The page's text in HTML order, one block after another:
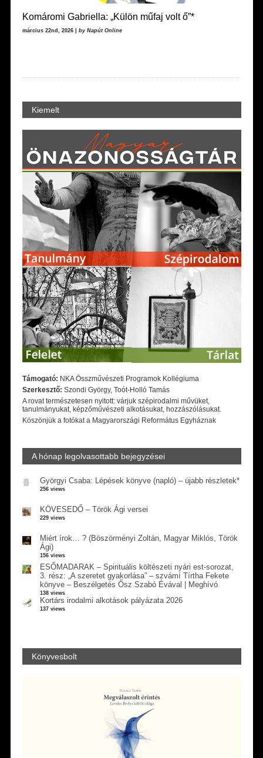
Komáromi Gabriella: „Külön műfaj volt ő”*
március 22nd, 2026 | by Napút Online
Kiemelt
Támogató: NKA Összművészeti Programok Kollégiuma
Szerkesztő: Szondi György, Toót-Holló Tamás
A rovat természetesen nyitott: várjuk szépirodalmi művüket,
tanulmányukat, képzőművészeti alkotásukat, hozzászólásukat.
Köszönjük a fotókat a Magyarországi Református Egyháznak
A hónap legolvasottabb bejegyzései
Györgyi Csaba: Lépések könyve (napló) – újabb részletek*
256 views
KÖVESEDŐ – Török Ági versei
229 views
Miért írok… ? (Böszörményi Zoltán, Magyar Miklós, Török
Ági)
156 views
ESŐMADARAK – Spirituális költészeti nyári est-sorozat,
3. rész: „A szeretet gyakorlása” – szvámí Tírtha Fekete
könyve – Beszélgetés Ősz Szabó Évával | Meghívó
138 views
Kortárs irodalmi alkotások pályázata 2026
137 views
Könyvesbolt